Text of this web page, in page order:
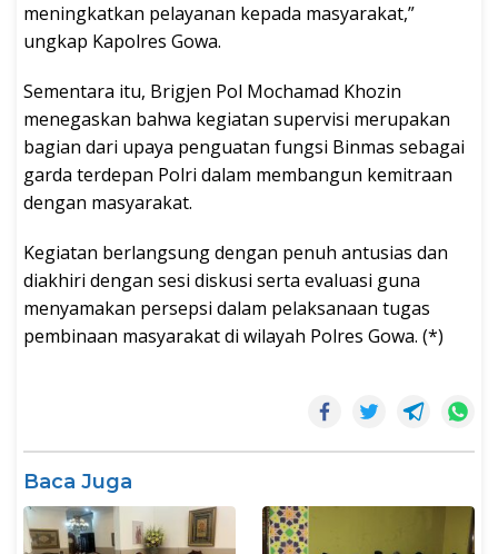
meningkatkan pelayanan kepada masyarakat,”
ungkap Kapolres Gowa.
Sementara itu, Brigjen Pol Mochamad Khozin
menegaskan bahwa kegiatan supervisi merupakan
bagian dari upaya penguatan fungsi Binmas sebagai
garda terdepan Polri dalam membangun kemitraan
dengan masyarakat.
Kegiatan berlangsung dengan penuh antusias dan
diakhiri dengan sesi diskusi serta evaluasi guna
menyamakan persepsi dalam pelaksanaan tugas
pembinaan masyarakat di wilayah Polres Gowa. (*)
Baca Juga